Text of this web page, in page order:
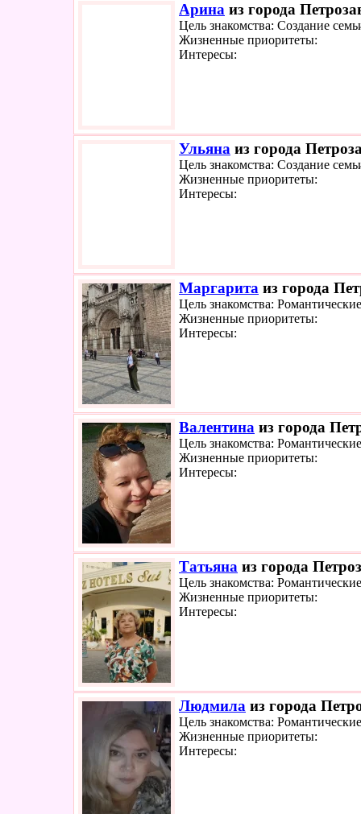
Арина из города
Цель знакомства: Создание
Жизненные приоритеты:
Интересы:
Ульяна из города
Цель знакомства: Создание
Жизненные приоритеты:
Интересы:
Маргарита из города
Цель знакомства:
Жизненные приоритеты:
Интересы:
Валентина из города
Цель знакомства:
Жизненные приоритеты:
Интересы:
Татьяна из города
Цель знакомства:
Жизненные приоритеты:
Интересы:
Людмила из города
Цель знакомства:
Жизненные приоритеты:
Интересы: